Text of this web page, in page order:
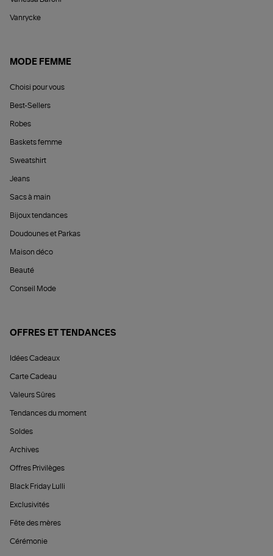
Vanrycke
MODE FEMME
Choisi pour vous
Best-Sellers
Robes
Baskets femme
Sweatshirt
Jeans
Sacs à main
Bijoux tendances
Doudounes et Parkas
Maison déco
Beauté
Conseil Mode
OFFRES ET TENDANCES
Idées Cadeaux
Carte Cadeau
Valeurs Sûres
Tendances du moment
Soldes
Archives
Offres Privilèges
Black Friday Lulli
Exclusivités
Fête des mères
Cérémonie